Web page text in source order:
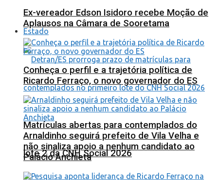
Estado
Matrículas abertas para contemplados do
lote 2 da CNH Social 2026
Ex-vereador Edson Isidoro recebe Moção de
Aplausos na Câmara de Sooretama
Conheça o perfil e a trajetória política de
Ricardo Ferraço, o novo governador do ES
Arnaldinho seguirá prefeito de Vila Velha e
não sinaliza apoio a nenhum candidato ao
Palácio Anchieta